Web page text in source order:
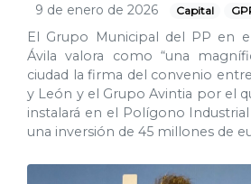
9 de enero de 2026 Capital
El Grupo Municipal del PP en
Ávila valora como “una
ciudad la firma del convenio
y León y el Grupo Avintia por el
instalará en el Polígono
una inversión de 45 millones de